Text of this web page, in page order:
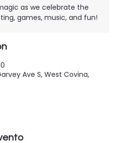
as we celebrate the
games, music, and fun!
Ave S, West Covina,